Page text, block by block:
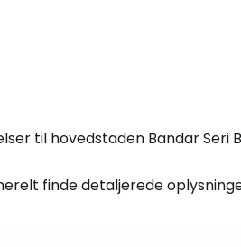
til hovedstaden Bandar Seri
finde detaljerede